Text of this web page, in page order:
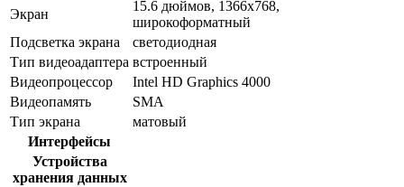
Экран
15.6 дюймов, 1366x768,
широкоформатный
Подсветка экрана
светодиодная
Тип видеоадаптера встроенный
Видеопроцессор
Intel HD Graphics 4000
Видеопамять
SMA
Тип экрана
матовый
Интерфейсы
Устройства
хранения данных